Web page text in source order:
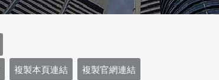
複製本頁連結 複製官網連結